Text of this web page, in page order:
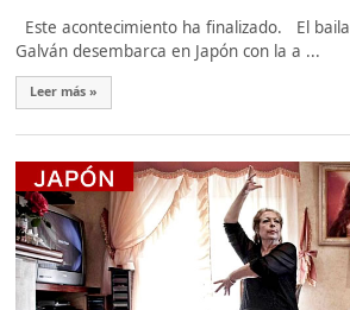
Este acontecimiento ha finalizado. El
Galván desembarca en Japón con la a ...
Leer más »